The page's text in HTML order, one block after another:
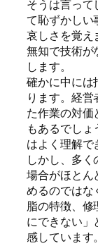
そうは言って
て恥ずかしい
哀しさを覚え
無知で技術が
します。
確かに中には
ります。経
た作業の対価
もあるでし
はよく理解で
しかし、多
場合がほとん
めるのではな
脂の特徴、修
にできない」
感しています。